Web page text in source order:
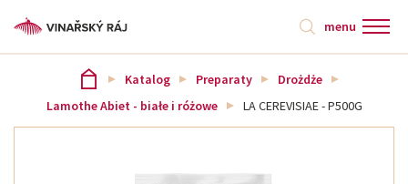
menu
Katalog Preparaty
Drożdże
Lamothe Abiet - białe i różowe
LA CEREVISIAE - P500G